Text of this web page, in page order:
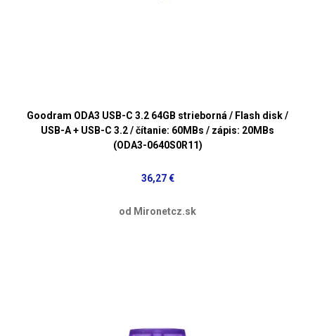
Goodram ODA3 USB-C 3.2 64GB strieborná / Flash disk /
USB-A + USB-C 3.2 / čítanie: 60MBs / zápis: 20MBs
(ODA3-0640S0R11)
36,27 €
od Mironetcz.sk